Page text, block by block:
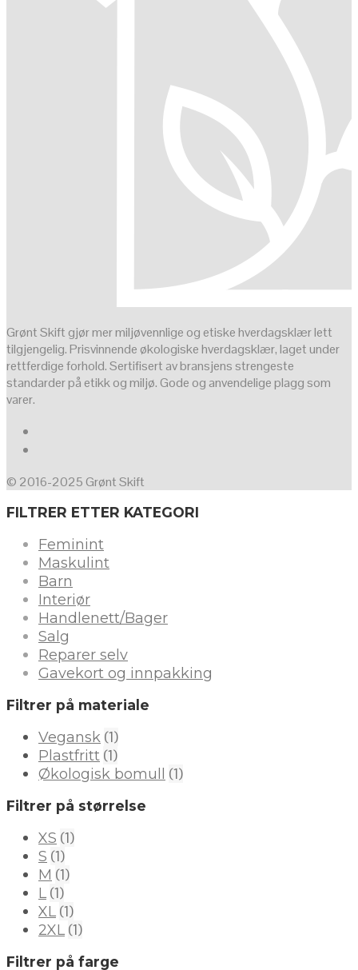
Grønt Skift gjør mer miljøvennlige og etiske hverdagsklær lett
tilgjengelig. Prisvinnende økologiske hverdagsklær, laget under
rettferdige forhold. Sertifisert av bransjens strengeste
standarder på etikk og miljø. Gode og anvendelige plagg som
varer.
© 2016-2025 Grønt Skift
FILTRER ETTER KATEGORI
Feminint
Maskulint
Barn
Interiør
Handlenett/Bager
Salg
Reparer selv
Gavekort og innpakking
Filtrer på materiale
Vegansk (1)
Plastfritt (1)
Økologisk bomull (1)
Filtrer på størrelse
XS (1)
S (1)
M (1)
L (1)
XL (1)
2XL (1)
Filtrer på farge